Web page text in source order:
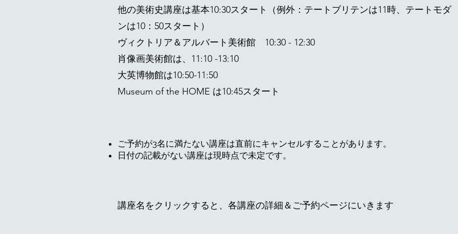
ご予約が3名に満たない講座は直前にキャンセルすることがあります。
日付の記載がない講座は現時点で未定です。
他の美術史講座は基本10:30スタート（例外：テートブリテンは11時、テートモダ
ンは10：50スタート）
ヴィクトリア＆アルバート美術館 10:30 - 12:30
​肖像画美術館は、11:10 -13:10
大英博物館は10:50-11:50
Museum of the HOME は10:45スタート
講座名をクリックすると、各講座の詳細＆ご予約ページにいきます